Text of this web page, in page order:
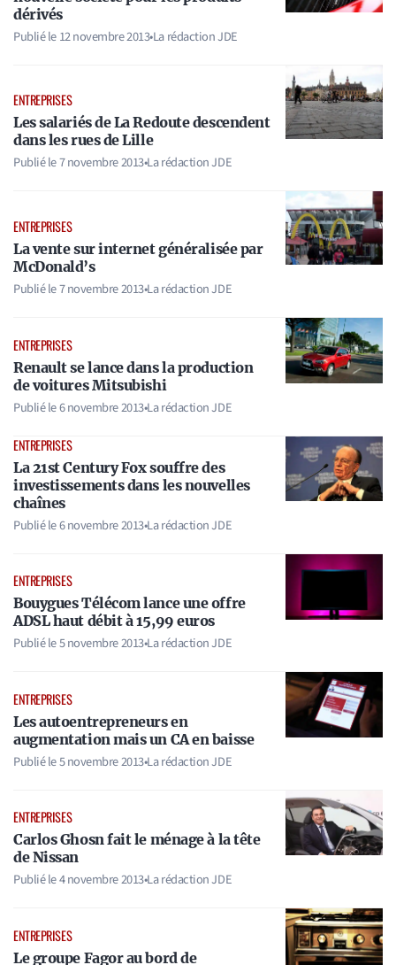
dérivés
Publié le12 novembre 2013•La rédaction JDE
ENTREPRISES
Les salariés de La Redoute descendent
dans les rues de Lille
Publié le7 novembre 2013•La rédaction JDE
ENTREPRISES
La vente sur internet généralisée par
McDonald’s
Publié le7 novembre 2013•La rédaction JDE
ENTREPRISES
Renault se lance dans la production
de voitures Mitsubishi
Publié le6 novembre 2013•La rédaction JDE
ENTREPRISES
La 21st Century Fox souffre des
investissements dans les nouvelles
chaînes
Publié le6 novembre 2013•La rédaction JDE
ENTREPRISES
Bouygues Télécom lance une offre
ADSL haut débit à 15,99 euros
Publié le5 novembre 2013•La rédaction JDE
ENTREPRISES
Les autoentrepreneurs en
augmentation mais un CA en baisse
Publié le5 novembre 2013•La rédaction JDE
ENTREPRISES
Carlos Ghosn fait le ménage à la tête
de Nissan
Publié le4 novembre 2013•La rédaction JDE
ENTREPRISES
Le groupe Fagor au bord de